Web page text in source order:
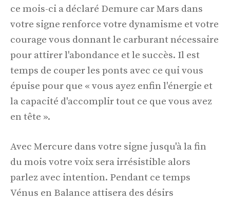
ce mois-ci a déclaré Demure car Mars dans
votre signe renforce votre dynamisme et votre
courage vous donnant le carburant nécessaire
pour attirer l'abondance et le succès. Il est
temps de couper les ponts avec ce qui vous
épuise pour que « vous ayez enfin l'énergie et
la capacité d'accomplir tout ce que vous avez
en tête ».
Avec Mercure dans votre signe jusqu'à la fin
du mois votre voix sera irrésistible alors
parlez avec intention. Pendant ce temps
Vénus en Balance attisera des désirs